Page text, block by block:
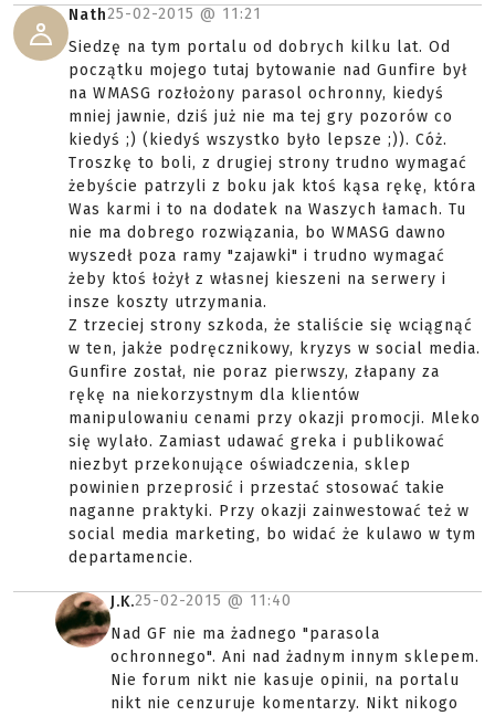
Nath25-02-2015 @ 11:21
Siedzę na tym portalu od dobrych kilku lat. Od
początku mojego tutaj bytowanie nad Gunfire był
na WMASG rozłożony parasol ochronny, kiedyś
mniej jawnie, dziś już nie ma tej gry pozorów co
kiedyś ;) (kiedyś wszystko było lepsze ;)). Cóż.
Troszkę to boli, z drugiej strony trudno wymagać
żebyście patrzyli z boku jak ktoś kąsa rękę, która
Was karmi i to na dodatek na Waszych łamach. Tu
nie ma dobrego rozwiązania, bo WMASG dawno
wyszedł poza ramy "zajawki" i trudno wymagać
żeby ktoś łożył z własnej kieszeni na serwery i
insze koszty utrzymania.
Z trzeciej strony szkoda, że staliście się wciągnąć
w ten, jakże podręcznikowy, kryzys w social media.
Gunfire został, nie poraz pierwszy, złapany za
rękę na niekorzystnym dla klientów
manipulowaniu cenami przy okazji promocji. Mleko
się wylało. Zamiast udawać greka i publikować
niezbyt przekonujące oświadczenia, sklep
powinien przeprosić i przestać stosować takie
naganne praktyki. Przy okazji zainwestować też w
social media marketing, bo widać że kulawo w tym
departamencie.
J.K.25-02-2015 @ 11:40
Nad GF nie ma żadnego "parasola
ochronnego". Ani nad żadnym innym sklepem.
Nie forum nikt nie kasuje opinii, na portalu
nikt nie cenzuruje komentarzy. Nikt nikogo